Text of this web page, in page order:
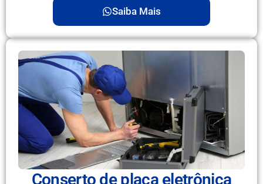
Saiba Mais
Conserto de placa eletrônica